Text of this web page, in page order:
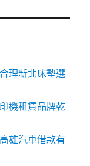
理新北床墊選
機租賃品牌乾
雄汽車借款有